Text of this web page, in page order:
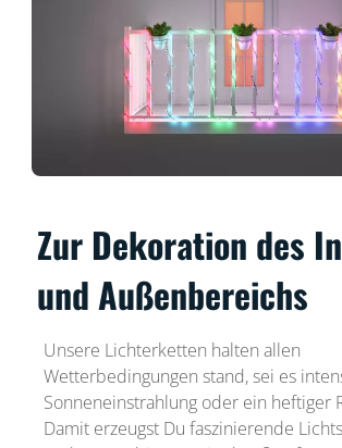
Zur Dekoration des
und Außenbereichs
Unsere Lichterketten halten allen
Wetterbedingungen stand, sei es
Sonneneinstrahlung oder ein heftiger
Damit erzeugst Du faszinierende